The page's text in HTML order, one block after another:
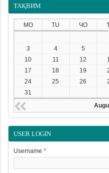
ТАҚВИМ
MO TU ЧО
3
4 5
10
11 12
17
18 19
24
25 26
31
USER LOGIN
Username *